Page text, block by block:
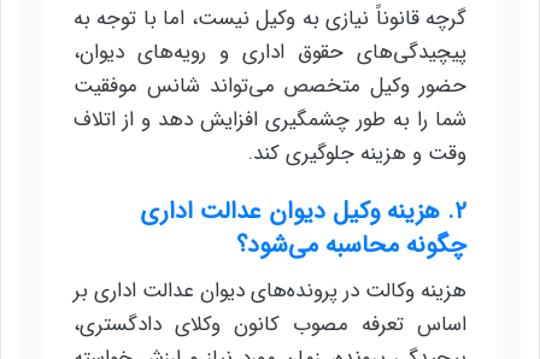
گرچه قانوناً نیازی به وکیل نیست، اما با توجه به
پیچیدگی‌های حقوق اداری و رویه‌های دیوان،
حضور وکیل متخصص می‌تواند شانس موفقیت
شما را به طور چشمگیری افزایش دهد و از اتلاف
وقت و هزینه جلوگیری کند.
۲. هزینه وکیل دیوان عدالت اداری
چگونه محاسبه می‌شود؟
هزینه وکالت در پرونده‌های دیوان عدالت اداری بر
اساس تعرفه مصوب کانون وکلای دادگستری،